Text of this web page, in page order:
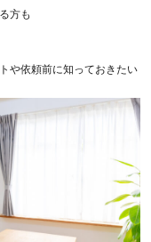
方も
や依頼前に知っておきたい